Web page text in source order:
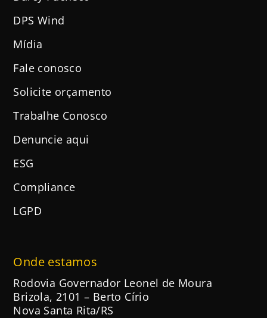
DPS Wind
Mídia
Fale conosco
Solicite orçamento
Trabalhe Conosco
Denuncie aqui
ESG
Compliance
LGPD
Onde estamos
Rodovia Governador Leonel de Moura
Brizola, 2101 – Berto Círio
Nova Santa Rita/RS